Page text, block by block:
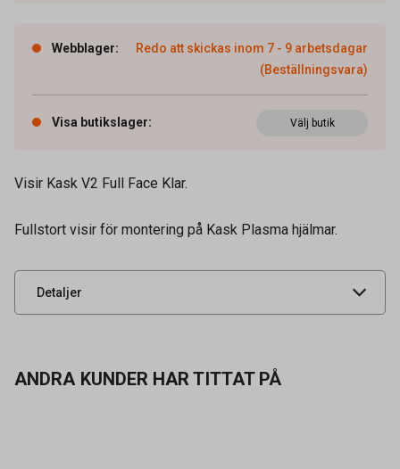
Webblager:
Redo att skickas inom 7 - 9 arbetsdagar
(Beställningsvara)
Visa butikslager: Välj butik
Visir Kask V2 Full Face Klar.
Fullstort visir för montering på Kask Plasma hjälmar.
Detaljer
Leverantörens
02064421
UNSPSC 42172001
ANDRA KUNDER HAR TITTAT PÅ